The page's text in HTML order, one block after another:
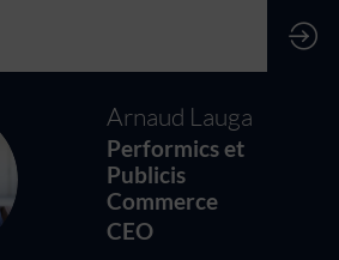
Arnaud Lauga
Performics et
Publicis
Commerce
CEO